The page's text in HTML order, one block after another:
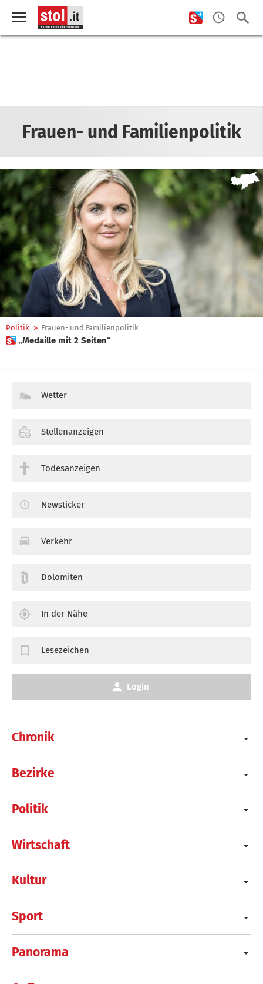
Frauen- und Familienpolitik
Politik » Frauen- und Familienpolitik
 „Medaille mit 2 Seiten“
Chronik
Bezirke
Politik
Wirtschaft
Kultur
Sport
Panorama
Wetter
Stellenanzeigen
Todesanzeigen
Newsticker
Verkehr
Dolomiten
In der Nähe
Lesezeichen
Login